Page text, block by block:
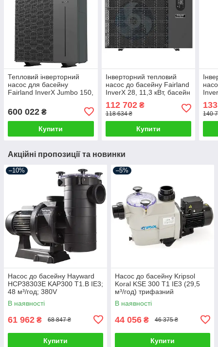
Тепловий інверторний
насос для басейну
Fairland InverX Jumbo 150,
тепло-холод
600 022 ₴
Купити
Інверторний тепловий
насос до басейну Fairland
InverX 28, 11,3 кВт, басейн
112 702₴
118 634 ₴
Купити
140
Акційні пропозиції та новинки
–10%
Насос до басейну Hayward
HCP38303E KAP300 T1.B IE3;
48 м³/год; 380V
В наявності
61 962 ₴ 68 847 ₴
Купити
–5%
Насос до басейну Kripsol
Koral KSE 300 T1 IE3 (29,5
м³/год) трифазний
В наявності
44 056 ₴ 46 375 ₴
Купити